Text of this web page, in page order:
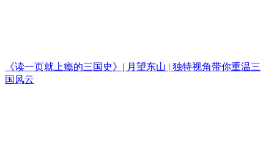
《读一页就上瘾的三国史》| 月望东山 | 独特视角带你重温三
国风云